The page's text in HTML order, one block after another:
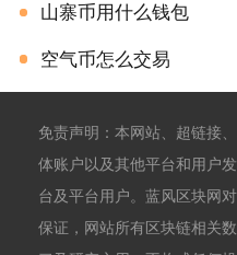
山寨币用什么钱包
空气币怎么交易
免责声明：本网站、超链接
体账户以及其他平台和用户
台及平台用户。蓝风区块网
保证，网站所有区块链相关